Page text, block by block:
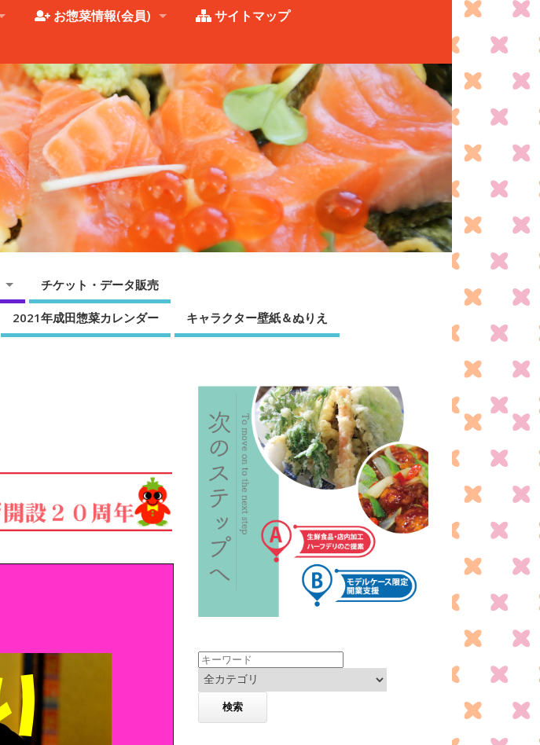
お惣菜情報(会員)
サイトマップ
チケット・データ販売
2021年成田惣菜カレンダー キャラクター壁紙＆ぬりえ